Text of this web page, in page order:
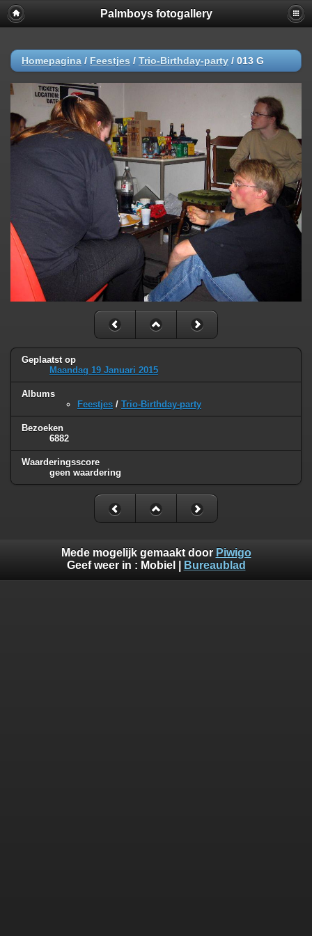
Palmboys fotogallery
Homepagina / Feestjes / Trio-Birthday-party / 013 G
Geplaatst op
Maandag 19 Januari 2015
Albums
Feestjes / Trio-Birthday-party
Bezoeken
6882
Waarderingsscore
geen waardering
Mede mogelijk gemaakt door Piwigo
Geef weer in : Mobiel Bureaublad